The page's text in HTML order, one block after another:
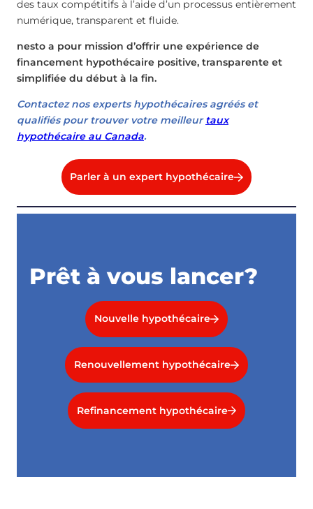
des taux compétitifs à l’aide d’un processus entièrement
numérique, transparent et fluide.
nesto a pour mission d’offrir une expérience de
financement hypothécaire positive, transparente et
simplifiée du début à la fin.
Contactez nos experts hypothécaires agréés et
qualifiés pour trouver votre meilleurtaux
hypothécaire au Canada.
Parler à un expert hypothécaire
Prêt à vous lancer?
Nouvelle hypothécaire
Renouvellement hypothécaire
Refinancement hypothécaire